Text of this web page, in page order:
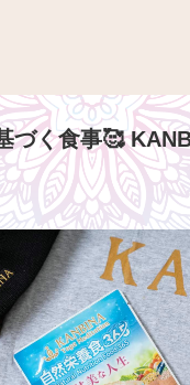
づく食事🥰